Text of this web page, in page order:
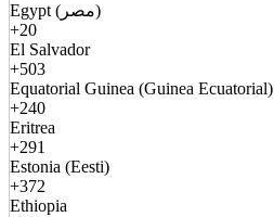
Egypt (مصر)
+20
El Salvador
+503
Equatorial Guinea (Guinea Ecuatorial)
+240
Eritrea
+291
Estonia (Eesti)
+372
Ethiopia